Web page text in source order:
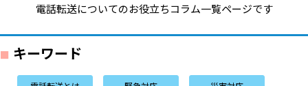
電話転送についてのお役立ちコラム一覧ページです
キーワード